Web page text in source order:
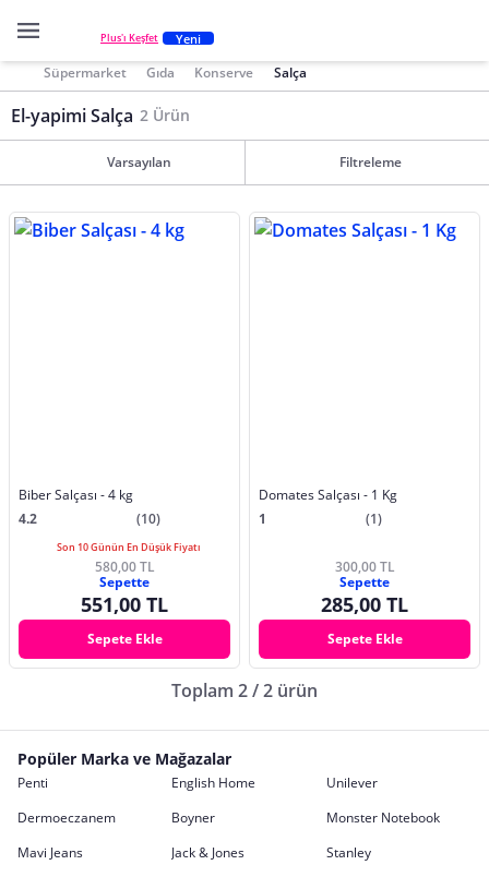
Plus'ı Keşfet Yeni
Süpermarket Gıda Konserve Salça
El-yapimi Salça 2 Ürün
Varsayılan Filtreleme
Biber Salçası - 4 kg
4.2
(10)
Son 10 Günün En Düşük Fiyatı
580,00 TL
Sepette
551,00 TL
Sepete Ekle
Domates Salçası - 1 Kg
1
(1)
300,00 TL
Sepette
285,00 TL
Sepete Ekle
Toplam 2 / 2 ürün
Popüler Marka ve Mağazalar
Penti English Home
Unilever
Dermoeczanem
Boyner
Monster Notebook
Mavi Jeans
Jack & Jones
Stanley